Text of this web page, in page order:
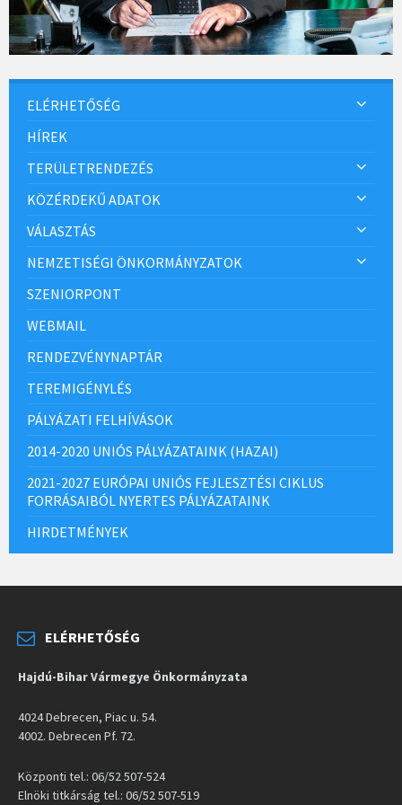
ELÉRHETŐSÉG
HÍREK
TERÜLETRENDEZÉS
KÖZÉRDEKŰ ADATOK
VÁLASZTÁS
NEMZETISÉGI ÖNKORMÁNYZATOK
SZENIORPONT
WEBMAIL
RENDEZVÉNYNAPTÁR
TEREMIGÉNYLÉS
PÁLYÁZATI FELHÍVÁSOK
2014-2020 UNIÓS PÁLYÁZATAINK (HAZAI)
2021-2027 EURÓPAI UNIÓS FEJLESZTÉSI CIKLUS
FORRÁSAIBÓL NYERTES PÁLYÁZATAINK
HIRDETMÉNYEK
ELÉRHETŐSÉG
Hajdú-Bihar Vármegye Önkormányzata
4024 Debrecen, Piac u. 54.
4002. Debrecen Pf. 72.
Központi tel.: 06/52 507-524
Elnöki titkárság tel.: 06/52 507-519